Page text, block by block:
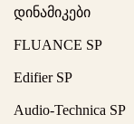
დინამიკები
FLUANCE SP
Edifier SP
Audio-Technica SP